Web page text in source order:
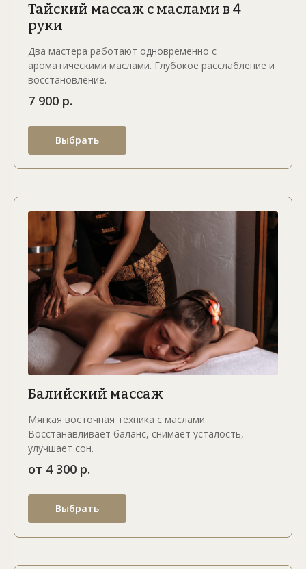
Тайский массаж с маслами в 4
руки
Два мастера работают одновременно с
ароматическими маслами. Глубокое расслабление и
восстановление.
7 900 р.
Выбрать
Балийский массаж
Мягкая восточная техника с маслами.
Восстанавливает баланс, снимает усталость,
улучшает сон.
от 4 300 р.
Выбрать